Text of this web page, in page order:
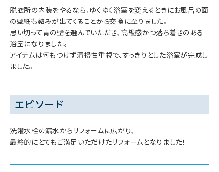
脱衣所の内装をやるなら、ゆくゆく浴室を変えるときにお風呂の面
の壁紙も絡みが出てくることから交換に至りました。
思い切って青の壁を選んでいただき、高級感かつ落ち着きのある
浴室になりました。
アイテムは何もつけず清掃性重視で、すっきりとした浴室が完成し
ました。
エピソード
洗濯水栓の漏水からリフォームに広がり、
最終的にとてもご満足いただけたリフォームとなりました！